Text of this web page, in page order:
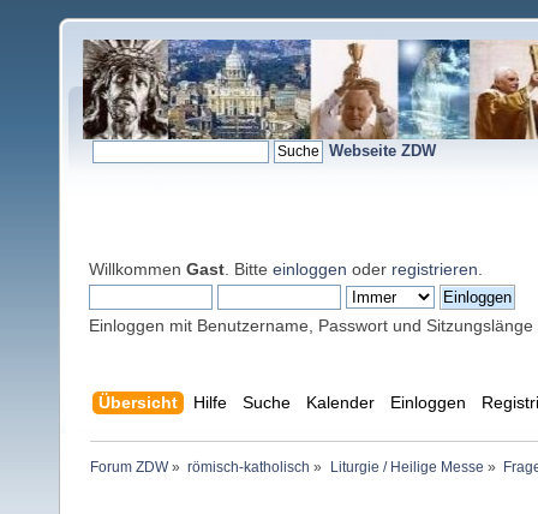
Webseite ZDW
Willkommen Gast . Bitte einloggen oder registrieren
Einloggen mit Benutzername, Passwort und Sitzungslänge
Übersicht Hilfe Suche Kalender Einloggen
Forum ZDW» römisch-katholisch » Liturgie / Heilige Messe »